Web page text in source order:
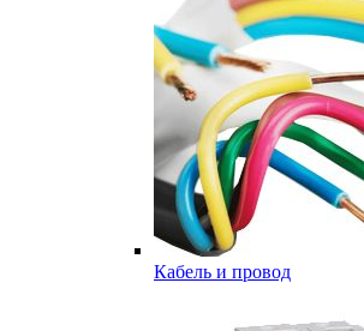
Кабель и провод